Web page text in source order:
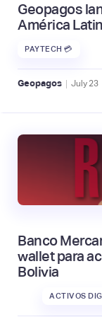
Geopagos
América
PAYTECH 💳
Geopagos | July 23
Banco
wallet para
Bolivia
ACTIVOS